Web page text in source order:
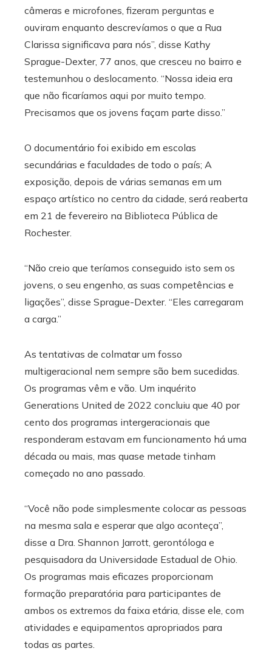
câmeras e microfones, fizeram perguntas e
ouviram enquanto descrevíamos o que a Rua
Clarissa significava para nós”, disse Kathy
Sprague-Dexter, 77 anos, que cresceu no bairro e
testemunhou o deslocamento. “Nossa ideia era
que não ficaríamos aqui por muito tempo.
Precisamos que os jovens façam parte disso.”
O documentário foi exibido em escolas
secundárias e faculdades de todo o país; A
exposição, depois de várias semanas em um
espaço artístico no centro da cidade, será reaberta
em 21 de fevereiro na Biblioteca Pública de
Rochester.
“Não creio que teríamos conseguido isto sem os
jovens, o seu engenho, as suas competências e
ligações”, disse Sprague-Dexter. “Eles carregaram
a carga.”
As tentativas de colmatar um fosso
multigeracional nem sempre são bem sucedidas.
Os programas vêm e vão. Um inquérito
Generations United de 2022 concluiu que 40 por
cento dos programas intergeracionais que
responderam estavam em funcionamento há uma
década ou mais, mas quase metade tinham
começado no ano passado.
“Você não pode simplesmente colocar as pessoas
na mesma sala e esperar que algo aconteça”,
disse a Dra. Shannon Jarrott, gerontóloga e
pesquisadora da Universidade Estadual de Ohio.
Os programas mais eficazes proporcionam
formação preparatória para participantes de
ambos os extremos da faixa etária, disse ele, com
atividades e equipamentos apropriados para
todas as partes.